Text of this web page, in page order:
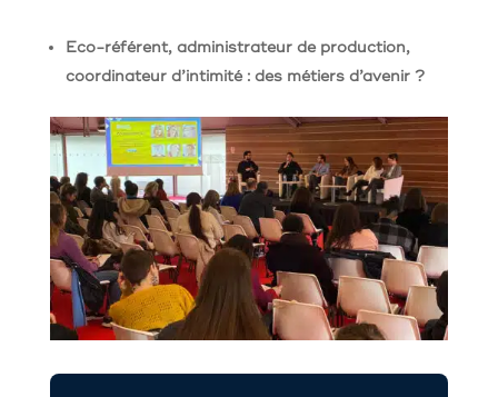
Eco-référent, administrateur de production,
coordinateur d’intimité : des métiers d’avenir ?